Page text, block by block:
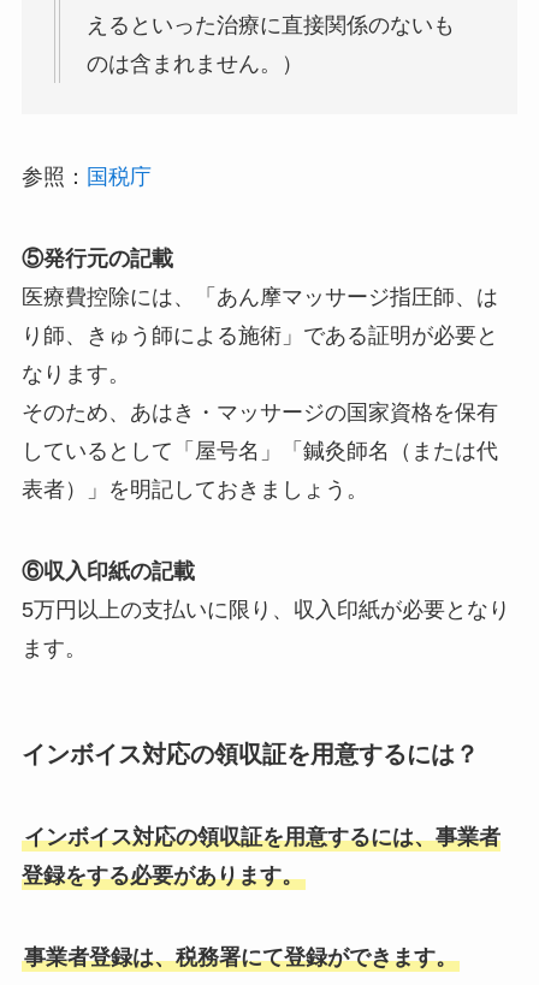
えるといった治療に直接関係のないも
のは含まれません。）
参照： 国税庁
⑤発行元の記載
医療費控除には、「あん摩マッサージ指圧師、は
り師、きゅう師による施術」である証明が必要と
なります。
そのため、あはき・マッサージの国家資格を保有
しているとして「屋号名」「鍼灸師名（または代
表者）」を明記しておきましょう。
⑥収入印紙の記載
5万円以上の支払いに限り、収入印紙が必要となり
ます。
インボイス対応の領収証を用意するには？
インボイス対応の領収証を用意するには、事業者
登録をする必要があります。
事業者登録は、税務署にて登録ができます。